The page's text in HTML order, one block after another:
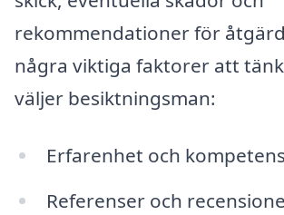
rekommendationer för
några viktiga faktorer att
väljer besiktningsman:
Erfarenhet och kompetens
Referenser och